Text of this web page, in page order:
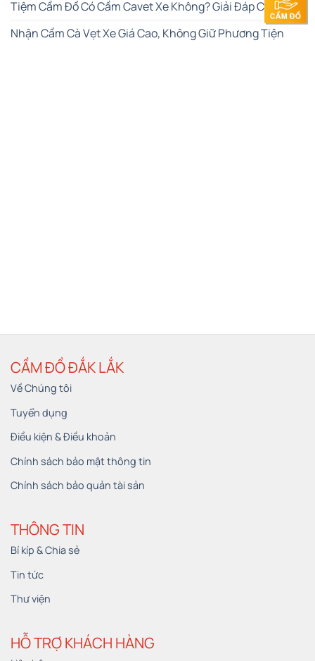
Tiệm Cầm Đồ Có Cầm Cavet Xe Không? Giải Đáp Chi Tiết
Nhận Cầm Cà Vẹt Xe Giá Cao, Không Giữ Phương Tiện
CẦM ĐỒ ĐẮK LẮK
Về Chúng tôi
Tuyển dụng
Điều kiện & Điều khoản
Chính sách bảo mật thông tin
Chính sách bảo quản tài sản
THÔNG TIN
Bí kíp & Chia sẻ
Tin tức
Thư viện
HỖ TRỢ KHÁCH HÀNG